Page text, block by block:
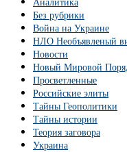
Без рубрики
Война на Украине
НЛО Необъявленый
Новости
Новый Мировой
Просветленные
Российские элиты
Тайны Геополитики
Тайны истории
Теория заговора
Украина